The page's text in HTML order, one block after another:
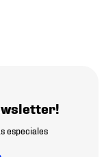
especiales